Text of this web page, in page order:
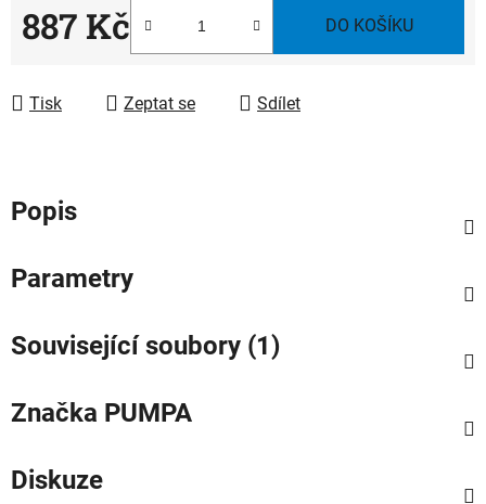
887 Kč DO KOŠÍKU
Tisk Zeptat se Sdílet
Popis
Parametry
Související soubory (1)
Značka PUMPA
Diskuze